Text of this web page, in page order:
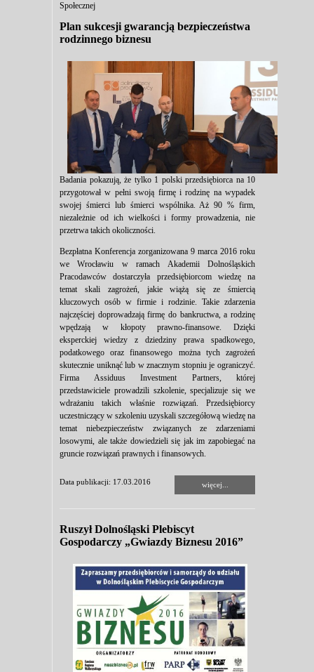
Społecznej
Plan sukcesji gwarancją bezpieczeństwa
rodzinnego biznesu
Badania pokazują, że tylko 1 polski przedsiębiorca na 10
przygotował w pełni swoją firmę i rodzinę na wypadek
swojej śmierci lub śmierci wspólnika. Aż 90 % firm,
niezależnie od ich wielkości i formy prowadzenia, nie
przetrwa takich okoliczności.
Bezpłatna Konferencja zorganizowana 9 marca 2016 roku
we Wrocławiu w ramach Akademii Dolnośląskich
Pracodawców dostarczyła przedsiębiorcom wiedzę na
temat skali zagrożeń, jakie wiążą się ze śmiercią
kluczowych osób w firmie i rodzinie. Takie zdarzenia
najczęściej doprowadzają firmę do bankructwa, a rodzinę
wpędzają w kłopoty prawno-finansowe. Dzięki
eksperckiej wiedzy z dziedziny prawa spadkowego,
podatkowego oraz finansowego można tych zagrożeń
skutecznie uniknąć lub w znacznym stopniu je ograniczyć.
Firma Assiduus Investment Partners, której
przedstawiciele prowadzili szkolenie, specjalizuje się we
wdrażaniu takich właśnie rozwiązań. Przedsiębiorcy
uczestniczący w szkoleniu uzyskali szczegółową wiedzę na
temat niebezpieczeństw związanych ze zdarzeniami
losowymi, ale także dowiedzieli się jak im zapobiegać na
gruncie rozwiązań prawnych i finansowych.
Data publikacji: 17.03.2016 więcej...
Ruszył Dolnośląski Plebiscyt
Gospodarczy „Gwiazdy Biznesu 2016”